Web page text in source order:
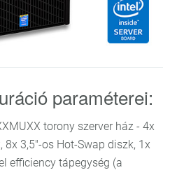
paraméterei:
torony szerver ház - 4x
8x 3,5"-os Hot-Swap diszk, 1x
efficiency tápegység (a